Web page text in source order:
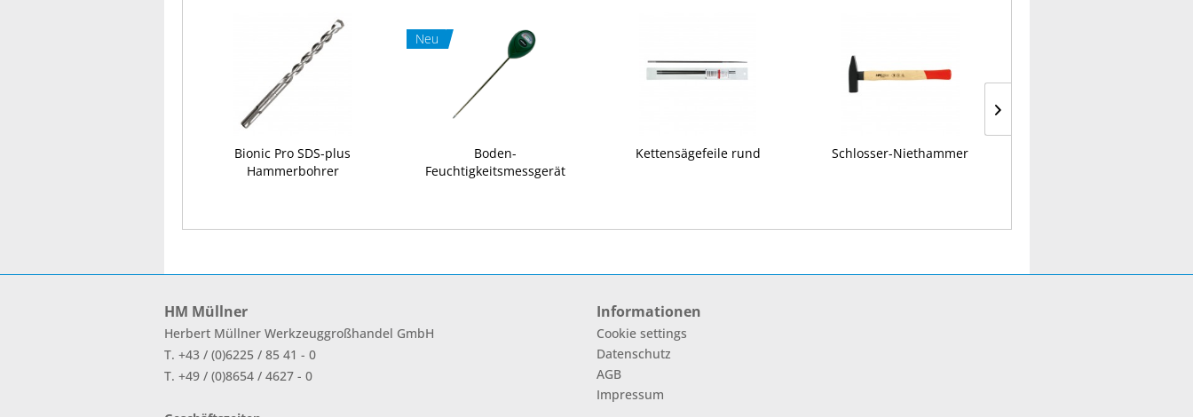
Bionic Pro SDS-plus
Hammerbohrer
Neu
Boden-
Feuchtigkeitsmessgerät
Kettensägefeile rund Schlosser-Niethammer
HM Müllner
Herbert Müllner Werkzeuggroßhandel GmbH
T. +43 / (0)6225 / 85 41 - 0
T. +49 / (0)8654 / 4627 - 0
Informationen
Cookie settings
Datenschutz
AGB
Impressum